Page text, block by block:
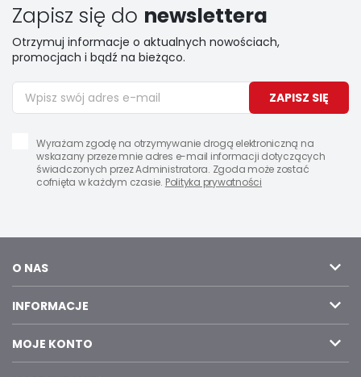
Zapisz się do newslettera
Otrzymuj informacje o aktualnych nowościach,
promocjach i bądź na bieżąco.
ZAPISZ SIĘ
Wyrażam zgodę na otrzymywanie drogą elektroniczną na
wskazany przeze mnie adres e-mail informacji dotyczących
świadczonych przez Administratora. Zgoda może zostać
cofnięta w każdym czasie. Polityka prywatności
O NAS
INFORMACJE
MOJE KONTO